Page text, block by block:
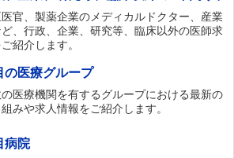
官、製薬企業のメディカルドクター、産業
ど、行政、企業、研究等、臨床以外の医師求
紹介します。
の医療グループ
医療機関を有するグループにおける最新の
みや求人情報をご紹介します。
病院